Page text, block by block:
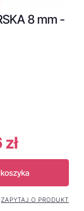
8 mm -
ZAPYTAJ O PRODUKT